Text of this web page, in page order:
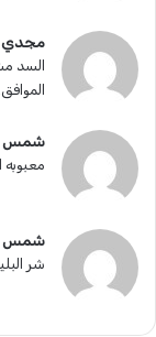
مجدي
الموافق...
شمس
معبوبه
شمس
شر